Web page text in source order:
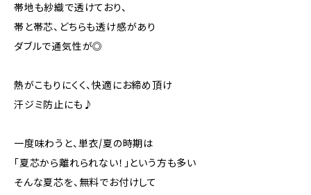
帯地も紗織で透けており、
帯と帯芯、どちらも透け感があり
ダブルで通気性が◎
熱がこもりにくく、快適にお締め頂け
汗ジミ防止にも♪
一度味わうと、単衣/夏の時期は
「夏芯から離れられない！」という方も多い
そんな夏芯を、無料でお付けして